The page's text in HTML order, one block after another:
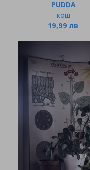
PUDDA
кош
19,99 лв